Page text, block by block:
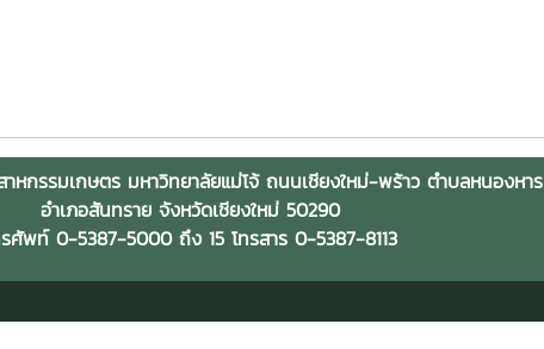
หกรรมเกษตร มหาวิทยาลัยแม่โจ้ ถนนเชียงใหม่-พร้าว ตำบลหนองหาร
อำเภอสันทราย จังหวัดเชียงใหม่ 50290
ศัพท์ 0-5387-5000 ถึง 15 โทรสาร 0-5387-8113